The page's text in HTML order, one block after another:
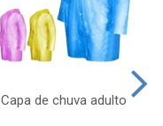
Capa de chuva adulto